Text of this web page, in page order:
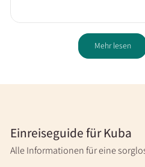
Mehr lesen
Einreiseguide für Kuba
Alle Informationen für eine